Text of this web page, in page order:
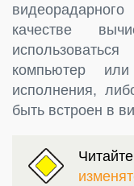
качестве
компьютер
исполнения,
быть встроен в